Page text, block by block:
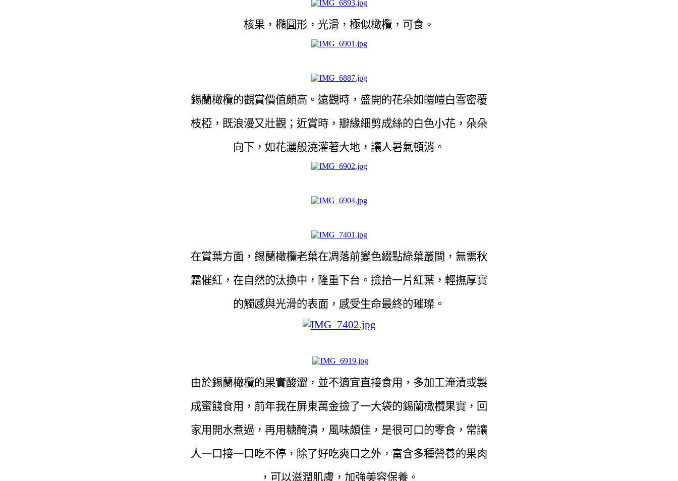
核果，橢圓形，光滑，極似橄欖，可食。
錫蘭橄欖的觀賞價值頗高。遠觀時，盛開的花朵如皚皚白雪密覆
枝椏，既浪漫又壯觀；近賞時，瓣緣細剪成絲的白色小花，朵朵
向下，如花灑般澆灌著大地，讓人暑氣頓消。
在賞葉方面，錫蘭橄欖老葉在凋落前變色綴點綠葉叢間，無需秋
霜催紅，在自然的汰換中，隆重下台。撿拾一片紅葉，輕撫厚實
的觸感與光滑的表面，感受生命最終的璀璨。
由於錫蘭橄欖的果實酸澀，並不適宜直接食用，多加工淹漬或製
成蜜餞食用，前年我在屏東萬金撿了一大袋的錫蘭橄欖果實，回
家用開水煮過，再用糖醃漬，風味頗佳，是很可口的零食，常讓
人一口接一口吃不停，除了好吃爽口之外，富含多種營養的果肉
，可以滋潤肌膚，加強美容保養。